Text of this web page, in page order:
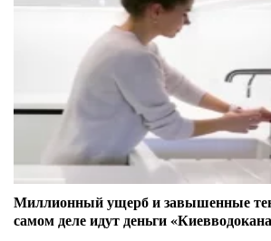
Миллионный ущерб и завышенные
самом деле идут деньги